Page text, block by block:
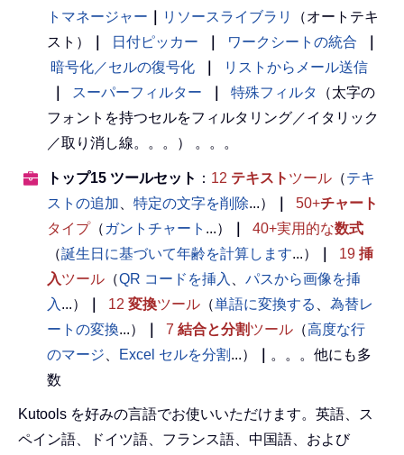
トマネージャー
リソースライブラリ
（オートテキ
スト）
日付ピッカー ワークシートの統合
暗号化／セルの復号化
リストからメール送信
スーパーフィルター 特殊フィルタ
（太字の
フォントを持つセルをフィルタリング／イタリック
／取り消し線。。。） 。。。
トップ15 ツールセット ： 12 テキスト ツール （テキ
ストの追加
特定の文字を削除...） 50+チャート
タイプ（ ガントチャート ...） 40+実用的な数式
（誕生日に基づいて年齢を計算します...） 19 挿
入ツール （QR コードを挿入
パスから画像を挿
入 ...） 12 変換ツール （単語に変換する
為替レ
ートの変換...） 7 結合と分割ツール （高度な行
のマージ
Excel セルを分割 ...）
。。。他にも多
数
Kutools を好みの言語でお使いいただけます。英語、ス
ペイン語、ドイツ語、フランス語、中国語、および